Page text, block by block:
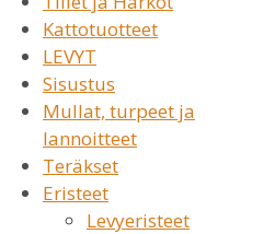
Kattotuotteet
LEVYT
Sisustus
Mullat, turpeet ja
lannoitteet
Teräkset
Eristeet
Levyeristeet